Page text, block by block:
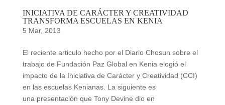
INICIATIVA DE CARÁCTER Y CREATIVIDAD
TRANSFORMA ESCUELAS EN KENIA
5 Mar, 2013
El reciente articulo hecho por el Diario Chosun sobre el
trabajo de Fundación Paz Global en Kenia elogió el
impacto de la Iniciativa de Carácter y Creatividad (CCI)
en las escuelas Kenianas. La siguiente es
una presentación que Tony Devine dio en